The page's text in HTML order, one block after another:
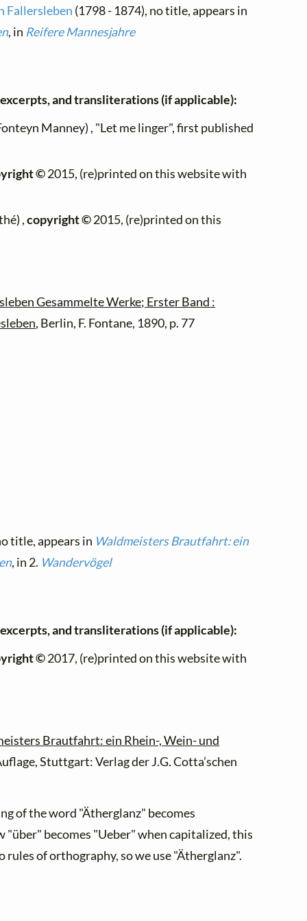
Fallersleben (1798 - 1874), no title, appears in
, in Reifere Mannesjahre
and transliterations (if applicable):
Manney) , "Let me linger", first published
©2015, (re)printed on this website with
,copyright ©2015, (re)printed on this
Gesammelte Werke; Erster Band :
, Berlin, F. Fontane, 1890, p. 77
title, appears in Waldmeisters Brautfahrt: ein
, in 2. Wandervögel
and transliterations (if applicable):
©2017, (re)printed on this website with
Brautfahrt: ein Rhein-, Wein- und
Stuttgart: Verlag der J.G. Cotta’schen
of the word "Ätherglanz" becomes
"über" becomes "Ueber" when capitalized, this
of orthography, so we use "Ätherglanz".